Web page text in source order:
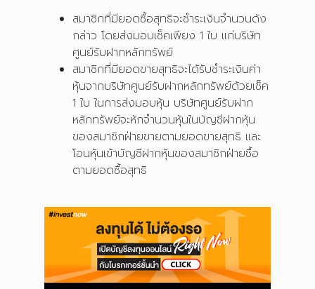
สมาชิกที่มียอดซื้อสุทธิจะชำระเงินจำนวนดัง
กล่าว โดยส่งมอบเช็คเพียง 1 ใบ แก่บริษัท
ศูนย์รับฝากหลักทรัพย์
สมาชิกที่มียอดขายสุทธิจะได้รับชำระเงินค่า
หุ้นจากบริษัทศูนย์รับฝากหลักทรัพย์ด้วยเช็ค
1 ใบ ในการส่งมอบหุ้น บริษัทศูนย์รับฝาก
หลักทรัพย์จะหักจำนวนหุ้นในบัญชีฝากหุ้น
ของสมาชิกฝ่ายขายตามยอดขายสุทธิ และ
โอนหุ้นเข้าบัญชีฝากหุ้นของสมาชิกฝ่ายซื้อ
ตามยอดซื้อสุทธิ